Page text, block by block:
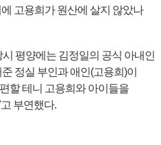
고용희가 원산에 살지 않았나
평양에는 김정일의 공식 아내인
정실 부인과 애인(고용희)이
할 테니 고용희와 아이들을
부연했다.